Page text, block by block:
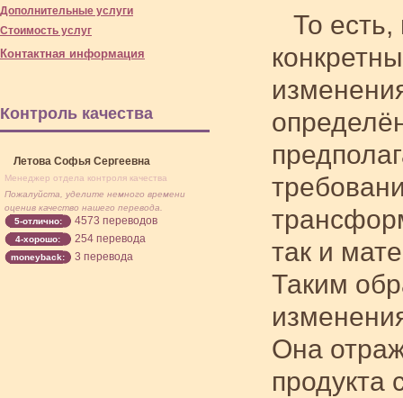
Дополнительные услуги
Стоимость услуг
Контактная информация
Контроль качества
Летова Софья Сергеевна
Менеджер отдела контроля качества
Пожалуйста, уделите немного времени
оценив качество нашего перевода.
5-отлично:
4573 переводов
4-хорошо: 254 перевода
moneyback: 3 перевода
То
так и
Таким
Она
продукта